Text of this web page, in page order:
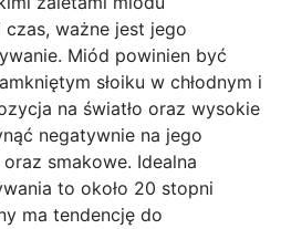
ważne jest jego
Miód powinien być
słoiku w chłodnym i
na światło oraz wysokie
negatywnie na jego
smakowe. Idealna
to około 20 stopni
ma tendencję do